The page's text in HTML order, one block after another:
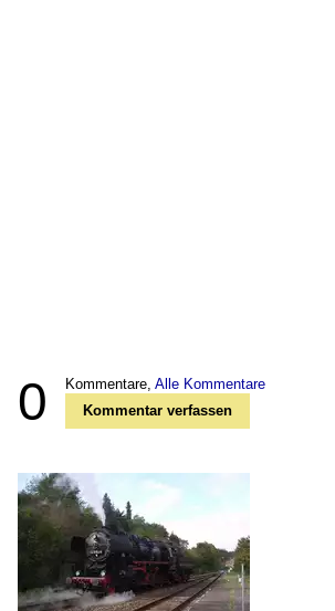
0 Kommentare, Alle Kommentare
Kommentar verfassen